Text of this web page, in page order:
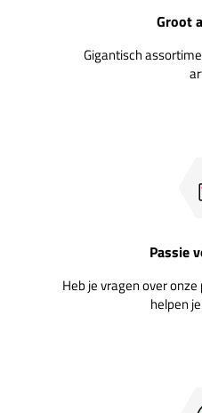
Groot
Gigantisch
Passie
Heb je vragen over
helpen